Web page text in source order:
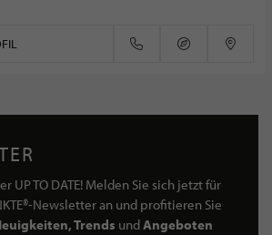
UP TO DATE! Melden Sie sich jetzt für
Newsletter an und profitieren Sie
Trends undAngeboten